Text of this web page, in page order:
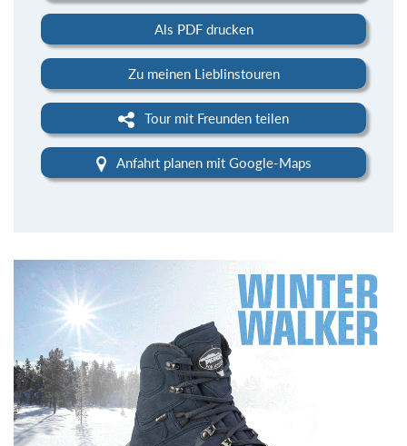
Als PDF drucken
Zu meinen Lieblinstouren
Tour mit Freunden teilen
Anfahrt planen mit Google-Maps